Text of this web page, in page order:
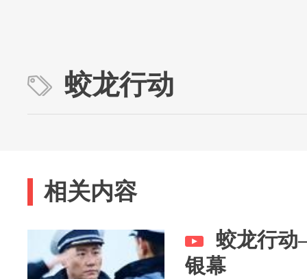
蛟龙行动
相关内容
蛟龙行
银幕